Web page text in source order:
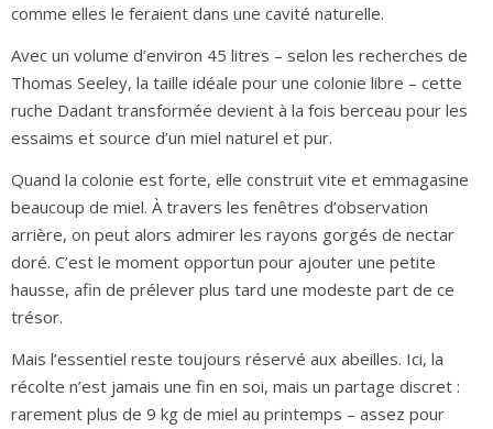
comme elles le feraient dans une cavité naturelle.
Avec un volume d’environ 45 litres – selon les recherches de
Thomas Seeley, la taille idéale pour une colonie libre – cette
ruche Dadant transformée devient à la fois berceau pour les
essaims et source d’un miel naturel et pur.
Quand la colonie est forte, elle construit vite et emmagasine
beaucoup de miel. À travers les fenêtres d’observation
arrière, on peut alors admirer les rayons gorgés de nectar
doré. C’est le moment opportun pour ajouter une petite
hausse, afin de prélever plus tard une modeste part de ce
trésor.
Mais l’essentiel reste toujours réservé aux abeilles. Ici, la
récolte n’est jamais une fin en soi, mais un partage discret :
rarement plus de 9 kg de miel au printemps – assez pour